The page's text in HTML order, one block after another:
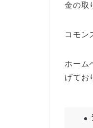
金の取
コモン
ホーム
げてお